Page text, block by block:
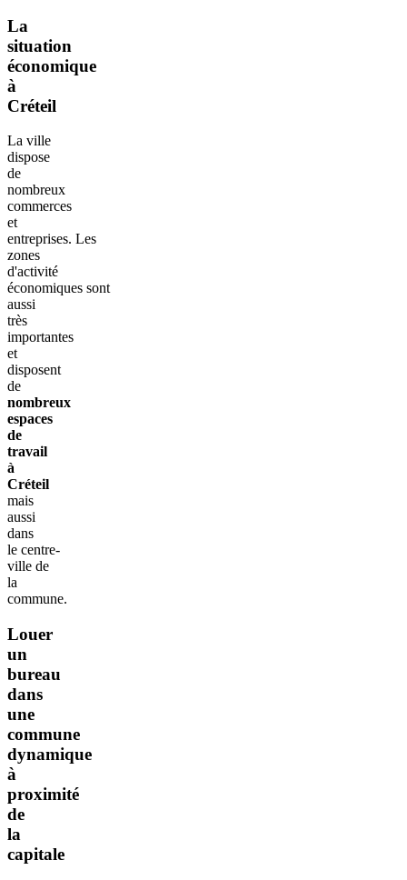
La
situation
économique
à
Créteil
La ville
dispose
de
nombreux
commerces
et
entreprises. Les
zones
d'activité
économiques sont
aussi
très
importantes
et
disposent
de
nombreux
espaces
de
travail
à
Créteil
mais
aussi
dans
le centre-
ville de
la
commune.
Louer
un
bureau
dans
une
commune
dynamique
à
proximité
de
la
capitale